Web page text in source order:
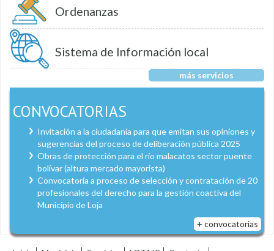
Ordenanzas
Sistema de Información local
más servicios
CONVOCATORIAS
Invitación a la ciudadanía para que emitan sus opiniones y
sugerencias del proceso de deliberación pública 2025
Obras de protección para el río malacatos sector puente
bolívar (altura mercado mayorista)
Convocatoria a proceso de selección y contratación de 20
profesionales del derecho para la gestión coactiva del
Municipio de Loja
+ convocatorias